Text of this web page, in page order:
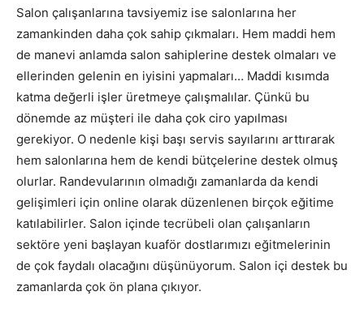
Salon çalışanlarına tavsiyemiz ise salonlarına her
zamankinden daha çok sahip çıkmaları. Hem maddi hem
de manevi anlamda salon sahiplerine destek olmaları ve
ellerinden gelenin en iyisini yapmaları… Maddi kısımda
katma değerli işler üretmeye çalışmalılar. Çünkü bu
dönemde az müşteri ile daha çok ciro yapılması
gerekiyor. O nedenle kişi başı servis sayılarını arttırarak
hem salonlarına hem de kendi bütçelerine destek olmuş
olurlar. Randevularının olmadığı zamanlarda da kendi
gelişimleri için online olarak düzenlenen birçok eğitime
katılabilirler. Salon içinde tecrübeli olan çalışanların
sektöre yeni başlayan kuaför dostlarımızı eğitmelerinin
de çok faydalı olacağını düşünüyorum. Salon içi destek bu
zamanlarda çok ön plana çıkıyor.